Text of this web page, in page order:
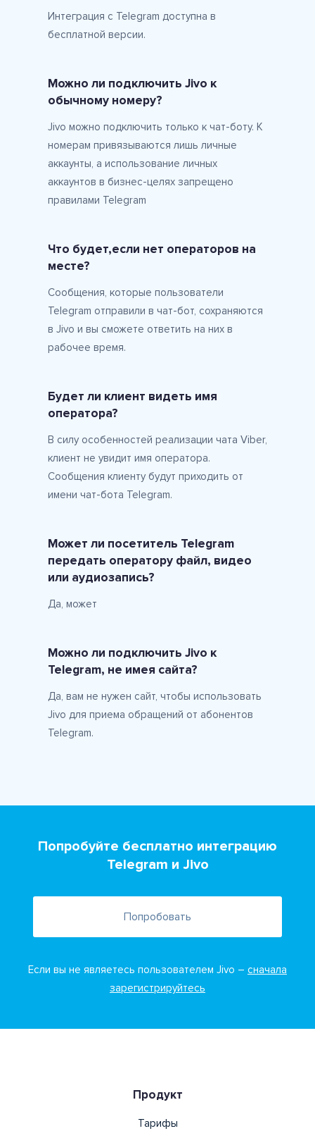
Интеграция c Telegram доступна в
бесплатной версии.
Можно ли подключить Jivo к
обычному номеру?
Jivo можно подключить только к чат-боту. К
номерам привязываются лишь личные
аккаунты, а использование личных
аккаунтов в бизнес-целях запрещено
правилами Telegram
Что будет,если нет операторов на
месте?
Сообщения, которые пользователи
Telegram отправили в чат-бот, сохраняются
в Jivo и вы сможете ответить на них в
рабочее время.
Будет ли клиент видеть имя
оператора?
В силу особенностей реализации чата Viber,
клиент не увидит имя оператора.
Сообщения клиенту будут приходить от
имени чат-бота Telegram.
Может ли посетитель Telegram
передать оператору файл, видео
или аудиозапись?
Да, может
Можно ли подключить Jivo к
Telegram, не имея сайта?
Да, вам не нужен сайт, чтобы использовать
Jivo для приема обращений от абонентов
Telegram.
Попробуйте бесплатно интеграцию
Telegram и Jivo
Попробовать
Если вы не являетесь пользователем Jivo – сначала
зарегистрируйтесь
Продукт
Тарифы